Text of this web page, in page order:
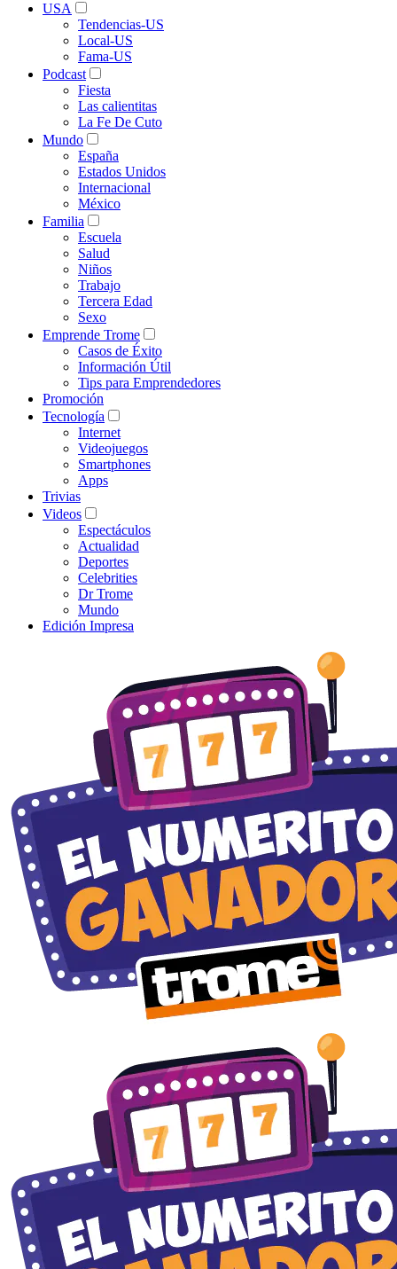
USA
Tendencias-US
Local-US
Fama-US
Podcast
Fiesta
Las calientitas
La Fe De Cuto
Mundo
España
Estados Unidos
Internacional
México
Familia
Escuela
Salud
Niños
Trabajo
Tercera Edad
Sexo
Emprende Trome
Casos de Éxito
Información Útil
Tips para Emprendedores
Promoción
Tecnología
Internet
Videojuegos
Smartphones
Apps
Trivias
Videos
Espectáculos
Actualidad
Deportes
Celebrities
Dr Trome
Mundo
Edición Impresa